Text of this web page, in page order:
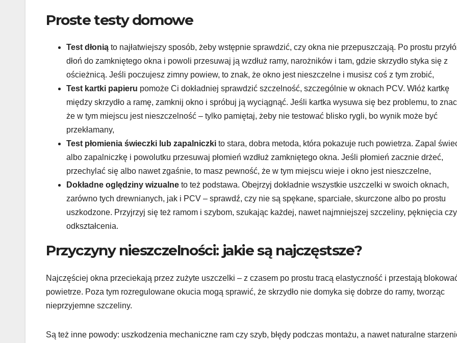
Proste testy domowe
Test dłonią to najłatwiejszy sposób, żeby wstępnie sprawdzić, czy okna nie przepuszczają. Po prostu
dłoń do zamkniętego okna i powoli przesuwaj ją wzdłuż ramy, narożników i tam, gdzie skrzydło styka się z
ościeżnicą. Jeśli poczujesz zimny powiew, to znak, że okno jest nieszczelne i musisz coś z tym zrobić,
Test kartki papieru pomoże Ci dokładniej sprawdzić szczelność, szczególnie w oknach PCV. Włóż kartkę
między skrzydło a ramę, zamknij okno i spróbuj ją wyciągnąć. Jeśli kartka wysuwa się bez problemu, to
że w tym miejscu jest nieszczelność – tylko pamiętaj, żeby nie testować blisko rygli, bo wynik może być
przekłamany,
Test płomienia świeczki lub zapalniczki to stara, dobra metoda, która pokazuje ruch powietrza. Zapal
albo zapalniczkę i powolutku przesuwaj płomień wzdłuż zamkniętego okna. Jeśli płomień zacznie drżeć,
przechylać się albo nawet zgaśnie, to masz pewność, że w tym miejscu wieje i okno jest nieszczelne,
Dokładne oględziny wizualne to też podstawa. Obejrzyj dokładnie wszystkie uszczelki w swoich oknach,
zarówno tych drewnianych, jak i PCV – sprawdź, czy nie są spękane, sparciałe, skurczone albo po prostu
uszkodzone. Przyjrzyj się też ramom i szybom, szukając każdej, nawet najmniejszej szczeliny, pęknięcia czy
odkształcenia.
Przyczyny nieszczelności: jakie są najczęstsze?
Najczęściej okna przeciekają przez zużyte uszczelki – z czasem po prostu tracą elastyczność i przestają
powietrze. Poza tym rozregulowane okucia mogą sprawić, że skrzydło nie domyka się dobrze do ramy, tworząc
nieprzyjemne szczeliny.
Są też inne powody: uszkodzenia mechaniczne ram czy szyb, błędy podczas montażu, a nawet naturalne